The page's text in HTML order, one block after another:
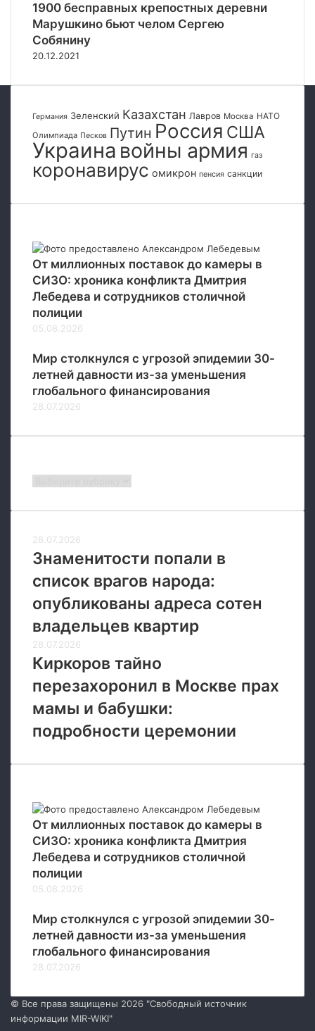
а
и
н
ы
е
ж
е
с
к
м
с
а
н
к
и
С
Ш
А
в
о
о
е
н
и
с
1900 бесправных крепостных деревни
Марушкино бьют челом Сергею
Собянину
20.12.2021
Германия Зеленский Казахстан Лавров Москва НАТО
Олимпиада Песков Путин Россия США
Украина войны армия газ
коронавирус омикрон пенсия санкции
От миллионных поставок до камеры в
СИЗО: хроника конфликта Дмитрия
Лебедева и сотрудников столичной
полиции
05.08.2026
Мир столкнулся с угрозой эпидемии 30-
летней давности из-за уменьшения
глобального финансирования
28.07.2026
28.07.2026
Знаменитости попали в
список врагов народа:
опубликованы адреса сотен
владельцев квартир
28.07.2026
Киркоров тайно
перезахоронил в Москве прах
мамы и бабушки:
подробности церемонии
От миллионных поставок до камеры в
СИЗО: хроника конфликта Дмитрия
Лебедева и сотрудников столичной
полиции
05.08.2026
Мир столкнулся с угрозой эпидемии 30-
летней давности из-за уменьшения
глобального финансирования
28.07.2026
© Все права защищены 2026 "Свободный источник
информации MIR-WIKI"